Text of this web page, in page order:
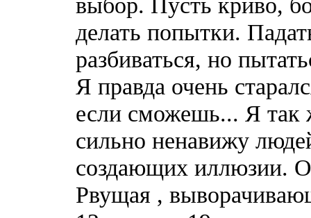
делать попытки.
разбиваться, но
Я правда очень
если сможешь... Я так
сильно ненавижу
создающих иллюзии.
Рвущая ,